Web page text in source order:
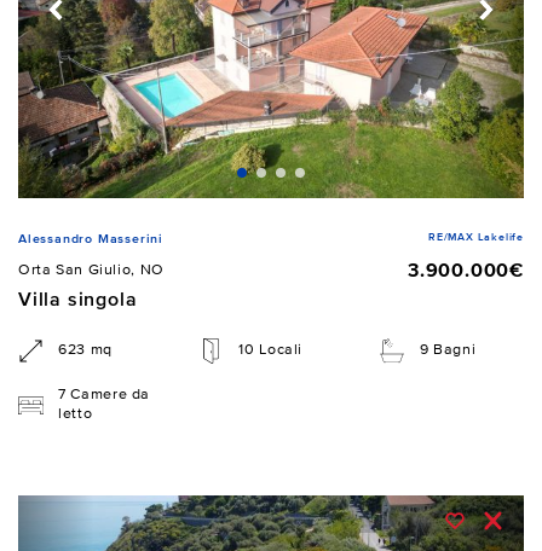
Alessandro Masserini RE/MAX Lakelife
Orta San Giulio, NO
3.900.000€
Villa singola
623 mq 10 Locali 9 Bagni
7 Camere da
letto